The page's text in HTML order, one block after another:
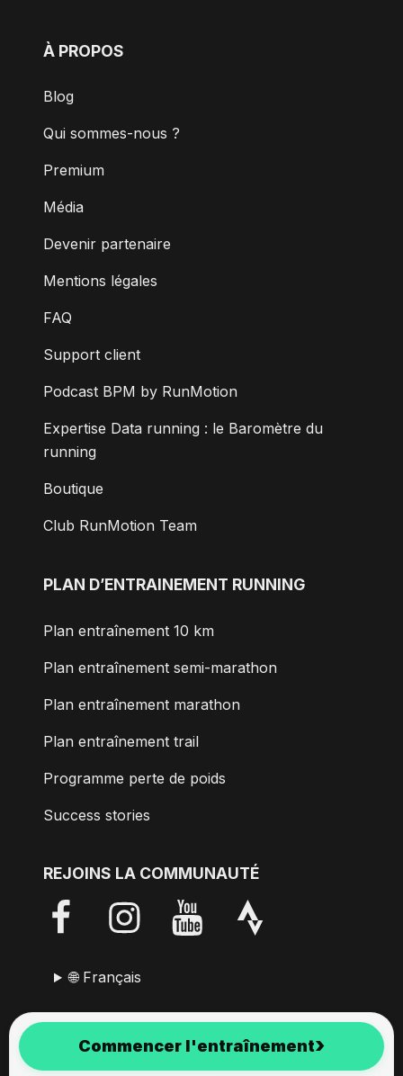
Commencer l'entraînement›
À PROPOS
Blog
Qui sommes-nous ?
Premium
Média
Devenir partenaire
Mentions légales
FAQ
Support client
Podcast BPM by RunMotion
Expertise Data running : le Baromètre du
running
Boutique
Club RunMotion Team
PLAN D’ENTRAINEMENT RUNNING
Plan entraînement 10 km
Plan entraînement semi-marathon
Plan entraînement marathon
Plan entraînement trail
Programme perte de poids
Success stories
REJOINS LA COMMUNAUTÉ
🌐 Français
RunMotion Coach est développé avec passion depuis